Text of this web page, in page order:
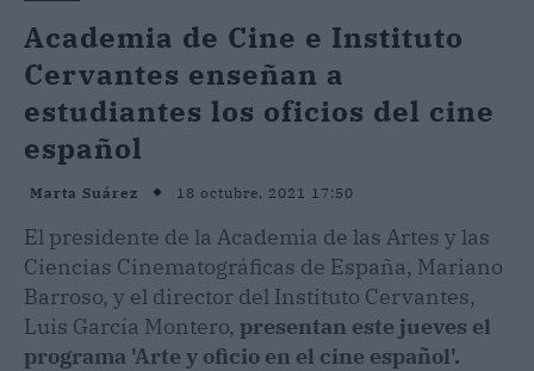
Academia de Cine e Instituto
Cervantes enseñan a
estudiantes los oficios del cine
español
Marta Suárez 18 octubre, 2021 17:50
El presidente de la Academia de las Artes y las
Ciencias Cinematográficas de España, Mariano
Barroso, y el director del Instituto Cervantes,
Luis García Montero, presentan este jueves el
programa 'Arte y oficio en el cine español'.